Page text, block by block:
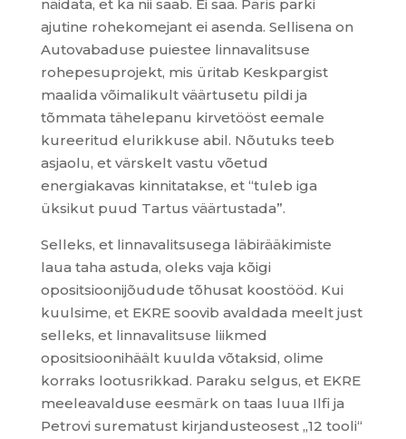
näidata, et ka nii saab. Ei saa. Päris parki
ajutine rohekomejant ei asenda. Sellisena on
Autovabaduse puiestee linnavalitsuse
rohepesuprojekt, mis üritab Keskpargist
maalida võimalikult väärtusetu pildi ja
tõmmata tähelepanu kirvetööst eemale
kureeritud elurikkuse abil. Nõutuks teeb
asjaolu, et värskelt vastu võetud
energiakavas kinnitatakse, et “tuleb iga
üksikut puud Tartus väärtustada”.
Selleks, et linnavalitsusega läbirääkimiste
laua taha astuda, oleks vaja kõigi
opositsioonijõudude tõhusat koostööd. Kui
kuulsime, et EKRE soovib avaldada meelt just
selleks, et linnavalitsuse liikmed
opositsioonihäält kuulda võtaksid, olime
korraks lootusrikkad. Paraku selgus, et EKRE
meeleavalduse eesmärk on taas luua Ilfi ja
Petrovi surematust kirjandusteosest „12 tooli“